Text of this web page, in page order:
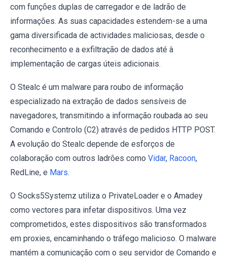
com funções duplas de carregador e de ladrão de
informações. As suas capacidades estendem-se a uma
gama diversificada de actividades maliciosas, desde o
reconhecimento e a exfiltração de dados até à
implementação de cargas úteis adicionais.
O Stealc é um malware para roubo de informação
especializado na extração de dados sensíveis de
navegadores, transmitindo a informação roubada ao seu
Comando e Controlo (C2) através de pedidos HTTP POST.
A evolução do Stealc depende de esforços de
colaboração com outros ladrões como Vidar, Racoon,
RedLine, e Mars.
O Socks5Systemz utiliza o PrivateLoader e o Amadey
como vectores para infetar dispositivos. Uma vez
comprometidos, estes dispositivos são transformados
em proxies, encaminhando o tráfego malicioso. O malware
mantém a comunicação com o seu servidor de Comando e